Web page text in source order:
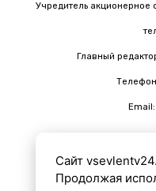
Учредитель акционерное
Главный
Сайт
Продолжая